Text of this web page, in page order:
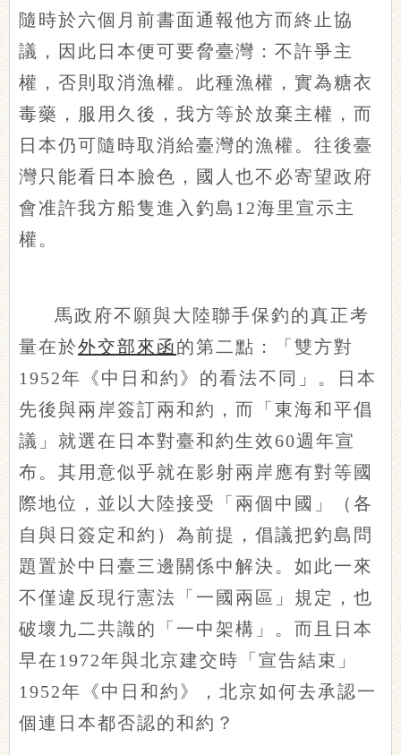
隨時於六個月前書面通報他方而終止協
議，因此日本便可要脅臺灣：不許爭主
權，否則取消漁權。此種漁權，實為糖衣
毒藥，服用久後，我方等於放棄主權，而
日本仍可隨時取消給臺灣的漁權。往後臺
灣只能看日本臉色，國人也不必寄望政府
會准許我方船隻進入釣島12海里宣示主
權。
馬政府不願與大陸聯手保釣的真正考
量在於外交部來函的第二點：「雙方對
1952年《中日和約》的看法不同」。日本
先後與兩岸簽訂兩和約，而「東海和平倡
議」就選在日本對臺和約生效60週年宣
布。其用意似乎就在影射兩岸應有對等國
際地位，並以大陸接受「兩個中國」（各
自與日簽定和約）為前提，倡議把釣島問
題置於中日臺三邊關係中解決。如此一來
不僅違反現行憲法「一國兩區」規定，也
破壞九二共識的「一中架構」。而且日本
早在1972年與北京建交時「宣告結束」
1952年《中日和約》，北京如何去承認一
個連日本都否認的和約？